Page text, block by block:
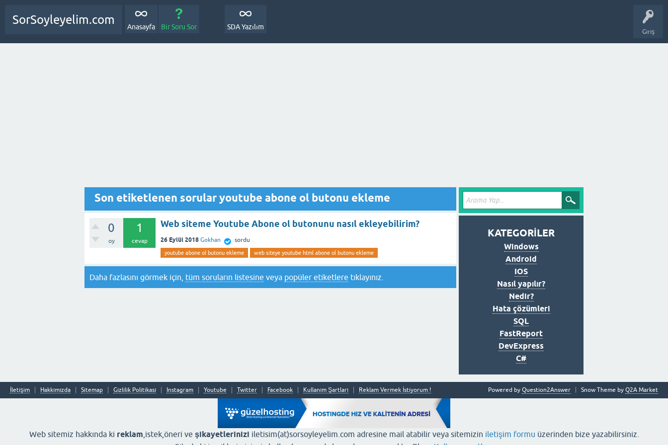
Giriş
SorSoyleyelim.com
Anasayfa Bir Soru Sor SDA Yazılım
Son etiketlenen sorular youtube abone ol butonu ekleme
0
oy
1
cevap
Web siteme Youtube Abone ol butonunu nasıl ekleyebilirim?
26 Eylül 2018 Gokhan sordu
youtube abone ol butonu ekleme web siteye youtube html abone ol butonu ekleme
Daha fazlasını görmek için, tüm soruların listesine veya popüler etiketlere tıklayınız.
KATEGORİLER
Windows
Android
IOS
Nasıl yapılır?
Nedir?
Hata çözümleri
SQL
FastReport
DevExpress
C#
İletişim Hakkımızda Sitemap Gizlilik Politikası Instagram Youtube Twitter Facebook Kullanım Şartları Reklam Vermek İstiyorum ! Snow Theme by Q2A Market
Powered by Question2Answer
Web sitemiz hakkında ki reklam ,istek,öneri ve şikayetlerinizi iletisim(at)sorsoyleyelim.com adresine mail atabilir veya sitemizin iletişim formu üzerinden bize yazabilirsiniz.